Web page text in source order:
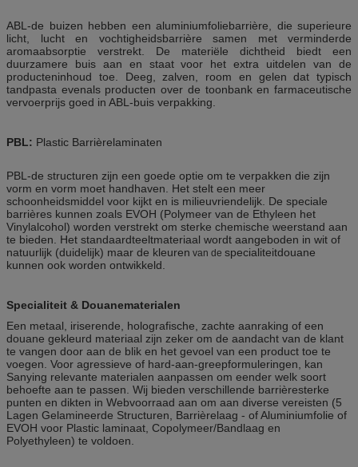
ABL-de buizen hebben een aluminiumfoliebarrière, die superieure
licht, lucht en vochtigheidsbarrière samen met verminderde
aromaabsorptie verstrekt. De materiële dichtheid biedt een
duurzamere buis aan en staat voor het extra uitdelen van de
producteninhoud toe. Deeg, zalven, room en gelen dat typisch
tandpasta evenals producten over de toonbank en farmaceutische
vervoerprijs goed in ABL-buis verpakking.
PBL: Plastic Barrièrelaminaten
PBL-de structuren zijn een goede optie om te verpakken die zijn
vorm en vorm moet handhaven. Het stelt een meer
schoonheidsmiddel voor kijkt en is milieuvriendelijk. De speciale
barrières kunnen zoals EVOH (Polymeer van de Ethyleen het
Vinylalcohol) worden verstrekt om sterke chemische weerstand aan
te bieden. Het standaardteeltmateriaal wordt aangeboden in wit of
natuurlijk (duidelijk) maar de kleuren van de specialiteitdouane
kunnen ook worden ontwikkeld.
Specialiteit & Douanematerialen
Een metaal, iriserende, holografische, zachte aanraking of een
douane gekleurd materiaal zijn zeker om de aandacht van de klant
te vangen door aan de blik en het gevoel van een product toe te
voegen. Voor agressieve of hard-aan-greepformuleringen, kan
Sanying relevante materialen aanpassen om eender welk soort
behoefte aan te passen. Wij bieden verschillende barrièresterke
punten en dikten in Webvoorraad aan om aan diverse vereisten (5
Lagen Gelamineerde Structuren, Barrièrelaag - of Aluminiumfolie of
EVOH voor Plastic laminaat, Copolymeer/Bandlaag en
Polyethyleen) te voldoen.